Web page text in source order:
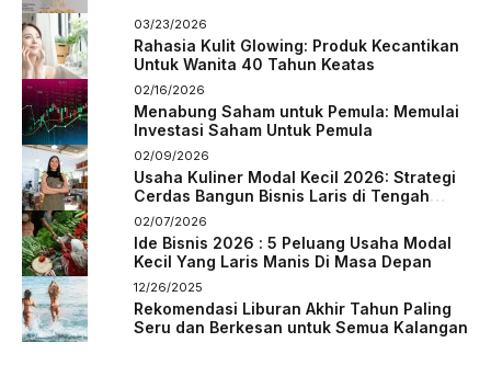
03/23/2026
Rahasia Kulit Glowing: Produk Kecantikan
Untuk Wanita 40 Tahun Keatas
02/16/2026
Menabung Saham untuk Pemula: Memulai
Investasi Saham Untuk Pemula
02/09/2026
Usaha Kuliner Modal Kecil 2026: Strategi
Cerdas Bangun Bisnis Laris di Tengah
Persaingan
02/07/2026
Ide Bisnis 2026 : 5 Peluang Usaha Modal
Kecil Yang Laris Manis Di Masa Depan
12/26/2025
Rekomendasi Liburan Akhir Tahun Paling
Seru dan Berkesan untuk Semua Kalangan